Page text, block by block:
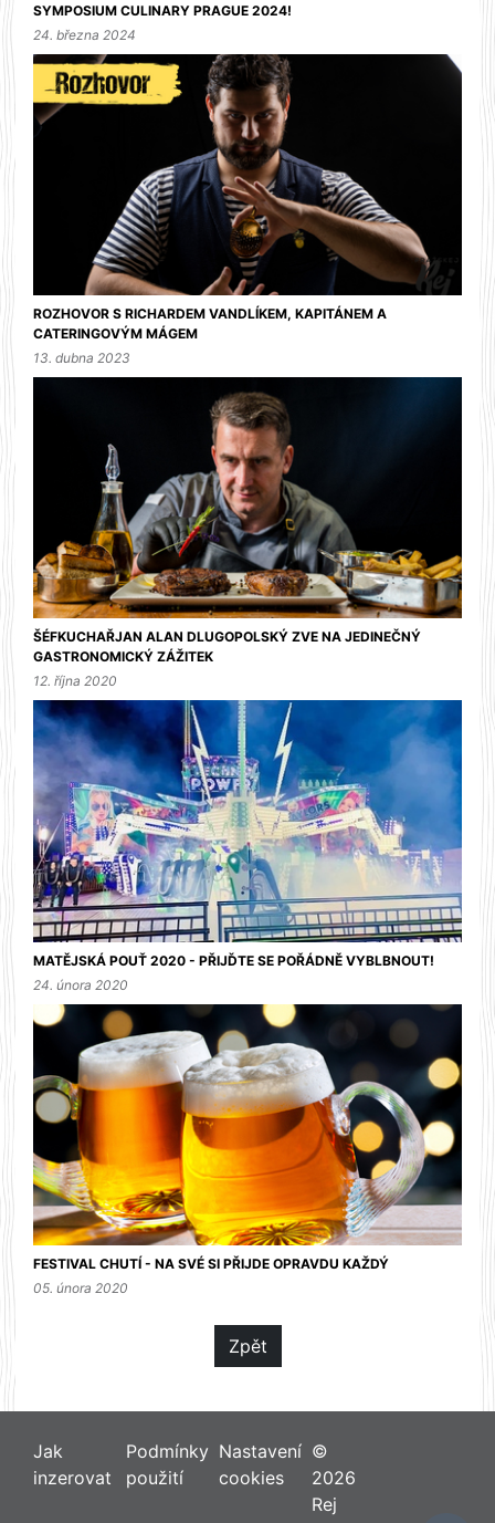
SYMPOSIUM CULINARY PRAGUE 2024!
24. března 2024
ROZHOVOR S RICHARDEM VANDLÍKEM, KAPITÁNEM A
CATERINGOVÝM MÁGEM
13. dubna 2023
ŠÉFKUCHAŘJAN ALAN DLUGOPOLSKÝ ZVE NA JEDINEČNÝ
GASTRONOMICKÝ ZÁŽITEK
12. října 2020
MATĚJSKÁ POUŤ 2020 - PŘIJĎTE SE POŘÁDNĚ VYBLBNOUT!
24. února 2020
FESTIVAL CHUTÍ - NA SVÉ SI PŘIJDE OPRAVDU KAŽDÝ
05. února 2020
Zpět
Jak
inzerovat
Podmínky
použití
Nastavení
cookies
©
2026
Rej